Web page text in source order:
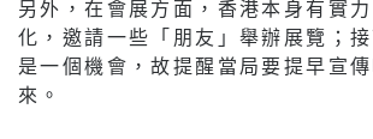
另外，在會展方面，香港本身有實
化，邀請一些「朋友」舉辦展覽；
是一個機會，故提醒當局要提早宣傳
來。